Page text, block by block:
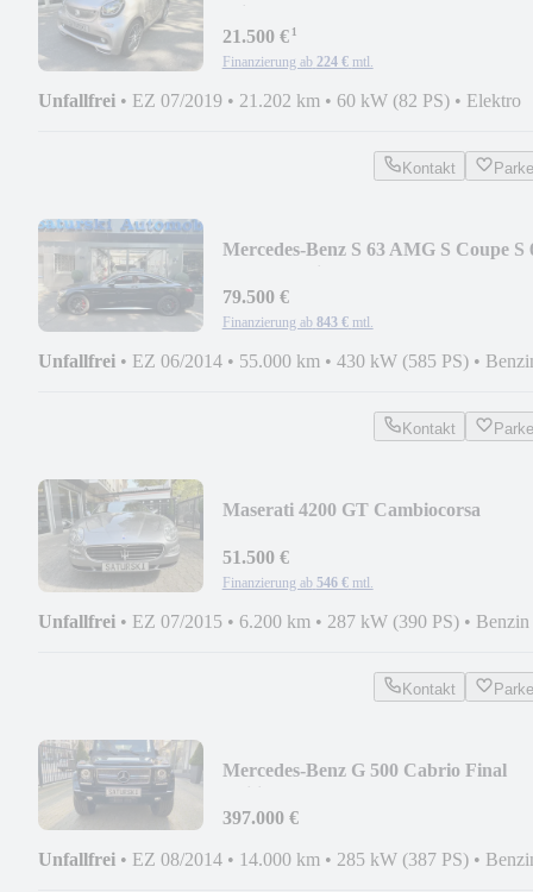
21.500 €¹
Finanzierung ab 224 € mtl.
Unfallfrei • EZ 07/2019 • 21.202 km • 60 kW (82 PS) • Elektro
Kontakt
Mercedes-Benz S 63 AMG S Coupe S
79.500 €
Finanzierung ab 843 € mtl.
Unfallfrei • EZ 06/2014 • 55.000 km • 430 kW (585 PS) •
Kontakt
Maserati 4200 GT Cambiocorsa
51.500 €
Finanzierung ab 546 € mtl.
Unfallfrei • EZ 07/2015 • 6.200 km • 287 kW (390 PS) • Benzin
Kontakt
Mercedes-Benz G 500 Cabrio Final
397.000 €
Unfallfrei • EZ 08/2014 • 14.000 km • 285 kW (387 PS) •